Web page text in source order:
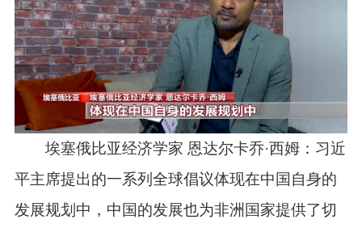
埃塞俄比亚经济学家 恩达尔卡乔·西姆：习近
平主席提出的一系列全球倡议体现在中国自身的
发展规划中，中国的发展也为非洲国家提供了切